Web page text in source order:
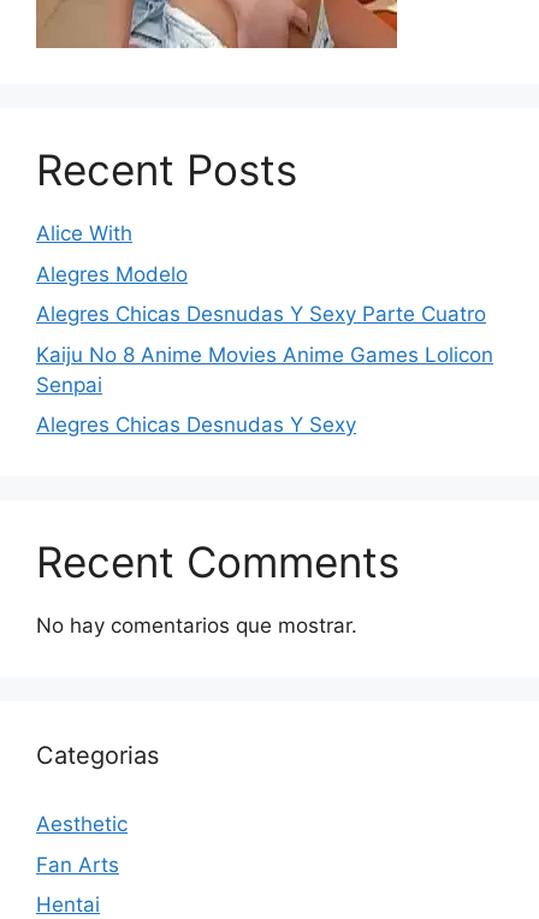
Recent Posts
Alice With
Alegres Modelo
Alegres Chicas Desnudas Y Sexy Parte Cuatro
Kaiju No 8 Anime Movies Anime Games Lolicon
Senpai
Alegres Chicas Desnudas Y Sexy
Recent Comments
No hay comentarios que mostrar.
Categorias
Aesthetic
Fan Arts
Hentai